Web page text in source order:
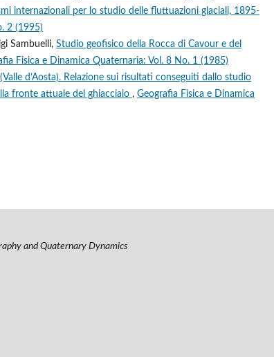
internazionali per lo studio delle fluttuazioni glaciali, 1895-
2 (1995)
Sambuelli, Studio geofisico della Rocca di Cavour e del
Fisica e Dinamica Quaternaria: Vol. 8 No. 1 (1985)
d’Aosta). Relazione sui risultati conseguiti dallo studio
fronte attuale del ghiacciaio , Geografia Fisica e Dinamica
and Quaternary Dynamics